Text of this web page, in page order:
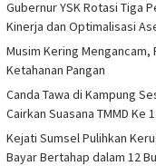
Gubernur YSK Rotasi Tiga
Kinerja dan Optimalisasi
Musim Kering Mengancam,
Ketahanan Pangan
Canda Tawa di Kampung
Cairkan Suasana TMMD Ke
Kejati Sumsel Pulihkan
Bayar Bertahap dalam 12